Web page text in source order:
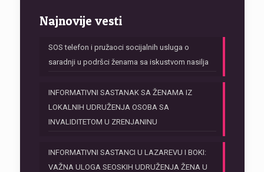
Najnovije vesti
SOS telefon i pružaoci socijalnih usluga o
saradnji u podršci ženama sa iskustvom nasilja
INFORMATIVNI SASTANAK SA ŽENAMA IZ
LOKALNIH UDRUŽENJA OSOBA SA
INVALIDITETOM U ZRENJANINU
INFORMATIVNI SASTANCI U LAZAREVU I BOKI:
VAŽNA ULOGA SEOSKIH UDRUŽENJA ŽENA U